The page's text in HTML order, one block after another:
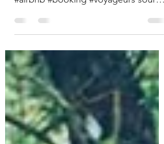
#airbnb #booking #voyageurs source
En 2023,...